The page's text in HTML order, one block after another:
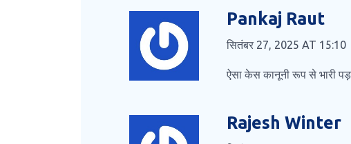
Pankaj Raut
सितंबर 27, 2025 AT 15:10
ऐसा केस कानूनी रूप से भारी
Rajesh Winter